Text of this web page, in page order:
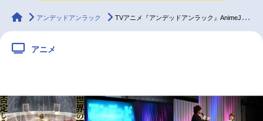
ラジオ みんなの声
2.5次元 配信・Vtuber トレンド 無料マンガ
animateTimes
アンデッドアンラック TVアニメ『アンデッドアンラック』AnimeJapan 2023 スペシャルステージレポート【アニメジャパン2023】
アニメ